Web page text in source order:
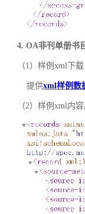
4. OA非刊单册书
（1）样例xml下载
提供xml样例数
（2）样例xml内